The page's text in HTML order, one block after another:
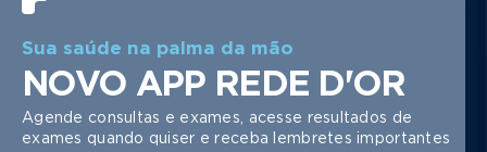
Sua saúde na palma da mão
NOVO APP REDE D'OR
Agende consultas e exames, acesse resultados de
exames quando quiser e receba lembretes importantes